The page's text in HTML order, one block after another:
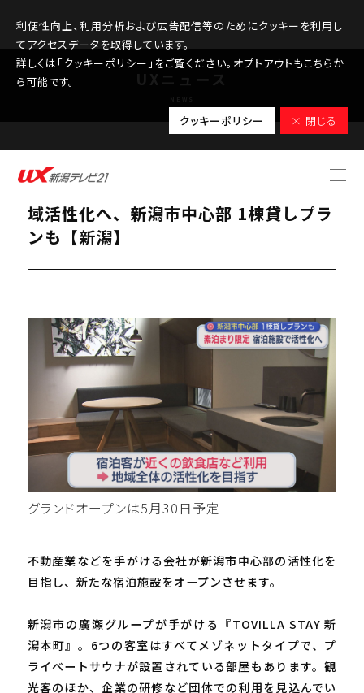
利便性向上、利用分析および広告配信等のためにクッキーを利用し
てアクセスデータを取得しています。
詳しくは「クッキーポリシー」をご覧ください。オプトアウトもこちらか
ら可能です。
クッキーポリシー × 閉じる
2026.05.18
宿泊は「素泊まり」のみ 宿泊施設で地
域活性化へ、新潟市中心部 1棟貸しプラ
ンも【新潟】
グランドオープンは5月30日予定
不動産業などを手がける会社が新潟市中心部の活性化を
目指し、新たな宿泊施設をオープンさせます。
新潟市の廣瀬グループが手がける『TOVILLA STAY 新
潟本町』。6つの客室はすべてメゾネットタイプで、プ
ライベートサウナが設置されている部屋もあります。観
光客のほか、企業の研修など団体での利用を見込んでい